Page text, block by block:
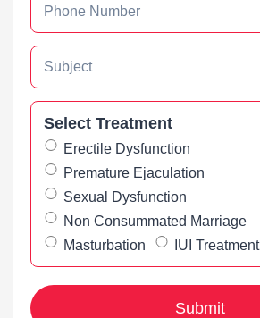
Select Treatment
Erectile Dysfunction
Premature Ejaculation
Sexual Dysfunction
Non Consummated Marriage
Masturbation
IUI Treatment